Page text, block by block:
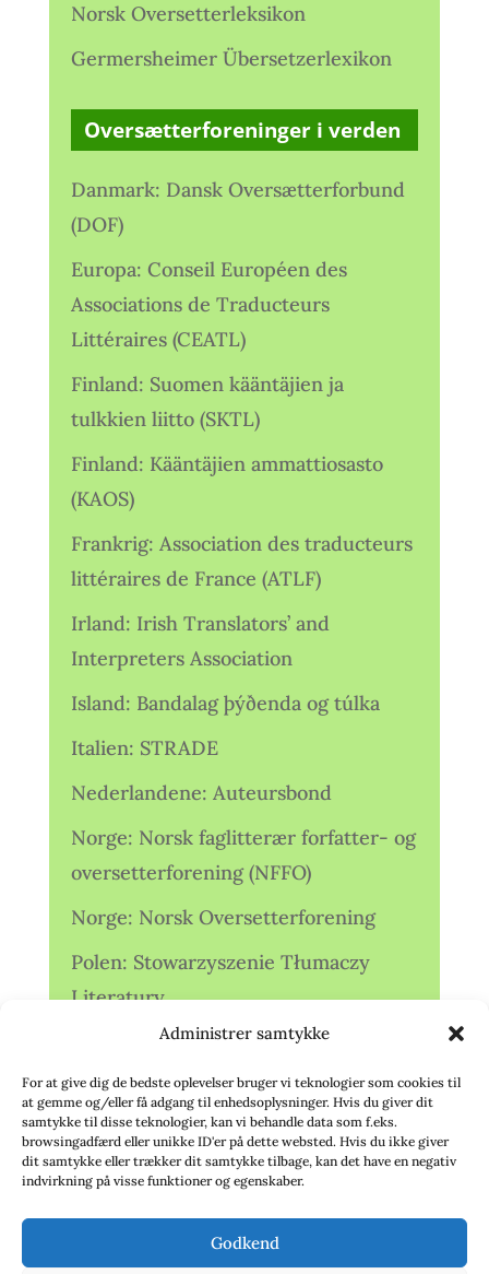
Administrer samtykke
For at give dig de bedste oplevelser bruger vi teknologier som cookies til
at gemme og/eller få adgang til enhedsoplysninger. Hvis du giver dit
samtykke til disse teknologier, kan vi behandle data som f.eks.
browsingadfærd eller unikke ID'er på dette websted. Hvis du ikke giver
dit samtykke eller trækker dit samtykke tilbage, kan det have en negativ
indvirkning på visse funktioner og egenskaber.
Godkend
Norsk Oversetterleksikon
Germersheimer Übersetzerlexikon
Oversætterforeninger i verden
Danmark: Dansk Oversætterforbund
(DOF)
Europa: Conseil Européen des
Associations de Traducteurs
Littéraires (CEATL)
Finland: Suomen kääntäjien ja
tulkkien liitto (SKTL)
Finland: Kääntäjien ammattiosasto
(KAOS)
Frankrig: Association des traducteurs
littéraires de France (ATLF)
Irland: Irish Translators’ and
Interpreters Association
Island: Bandalag þýðenda og túlka
Italien: STRADE
Nederlandene: Auteursbond
Norge: Norsk faglitterær forfatter- og
oversetterforening (NFFO)
Norge: Norsk Oversetterforening
Polen: Stowarzyszenie Tłumaczy
Literatury
Storbritannien: Translators
Association (TA)
Sverige: Översättarsektionen (Ö.)
Sverige: Översättarcentrum (ÖC)
deutschsprachiger Übersetzer (VdÜ)